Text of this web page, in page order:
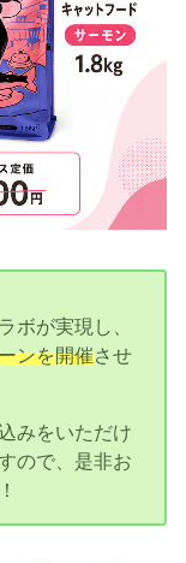
ボが実現し、
ンを開催させ
みをいただけ
ので、是非お